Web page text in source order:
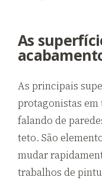
As
As principais
protagonistas em
falando de
teto. São
mudar
trabalhos de